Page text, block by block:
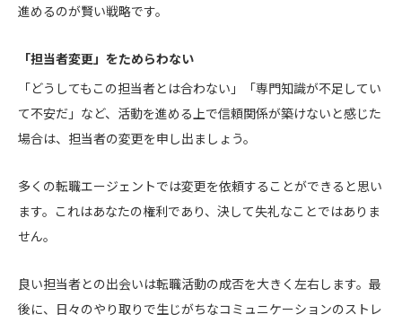
進めるのが賢い戦略です。
「担当者変更」をためらわない
「どうしてもこの担当者とは合わない」「専門知識が不足してい
て不安だ」など、活動を進める上で信頼関係が築けないと感じた
場合は、担当者の変更を申し出ましょう。
多くの転職エージェントでは変更を依頼することができると思い
ます。これはあなたの権利であり、決して失礼なことではありま
せん。
良い担当者との出会いは転職活動の成否を大きく左右します。最
後に、日々のやり取りで生じがちなコミュニケーションのストレ